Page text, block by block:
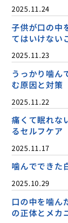
2025.11.24
子供が口の中
てはいけない
2025.11.23
うっかり噛ん
む原因と対策
2025.11.22
痛くて眠れな
るセルフケア
2025.11.17
噛んでできた
2025.10.29
口の中を噛ん
の正体とメカ